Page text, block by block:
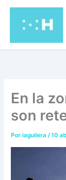
contenido
En la
son
Poriaguilera/10